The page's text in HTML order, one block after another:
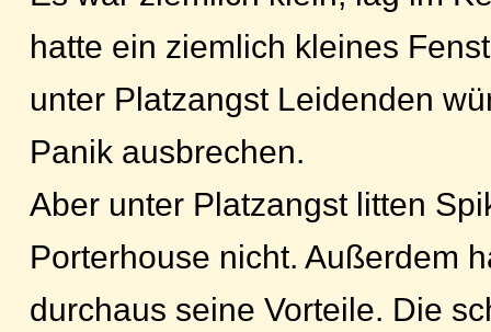
hatte ein ziemlich kleines
unter Platzangst Leidenden
Panik ausbrechen.
Aber unter Platzangst litten
Porterhouse nicht. Außerdem
durchaus seine Vorteile. Die